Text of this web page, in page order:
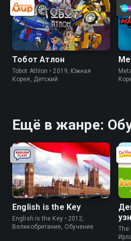
Тобот Атлон
Tobot Athlon • 2019, Южная
Корея, Детский
Ещё в жанре:
English is the Key
English is the Key • 2012,
Великобритания, Обучение
The